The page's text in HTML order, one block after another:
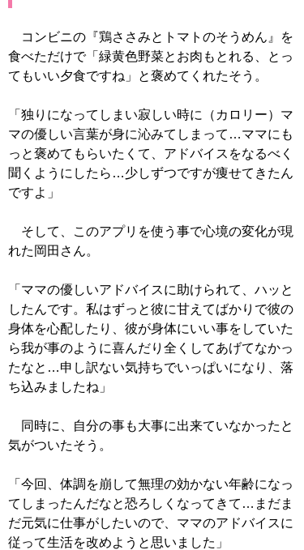
コンビニの『鶏ささみとトマトのそうめん』を
食べただけで「緑黄色野菜とお肉もとれる、とっ
てもいい夕食ですね」と褒めてくれたそう。
「独りになってしまい寂しい時に（カロリー）マ
マの優しい言葉が身に沁みてしまって…ママにも
っと褒めてもらいたくて、アドバイスをなるべく
聞くようにしたら…少しずつですが痩せてきたん
ですよ」
そして、このアプリを使う事で心境の変化が現
れた岡田さん。
「ママの優しいアドバイスに助けられて、ハッと
したんです。私はずっと彼に甘えてばかりで彼の
身体を心配したり、彼が身体にいい事をしていた
ら我が事のように喜んだり全くしてあげてなかっ
たなと…申し訳ない気持ちでいっぱいになり、落
ち込みましたね」
同時に、自分の事も大事に出来ていなかったと
気がついたそう。
「今回、体調を崩して無理の効かない年齢になっ
てしまったんだなと恐ろしくなってきて…まだま
だ元気に仕事がしたいので、ママのアドバイスに
従って生活を改めようと思いました」